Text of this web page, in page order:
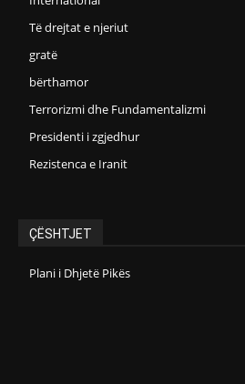
Të drejtat e njeriut
gratë
bërthamor
Terrorizmi dhe Fundamentalizmi
Presidenti i zgjedhur
Rezistenca e Iranit
ÇËSHTJET
Plani i Dhjetë Pikës